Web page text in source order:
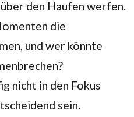
den Haufen werfen.
die
und wer könnte
nicht in den Fokus
sein.